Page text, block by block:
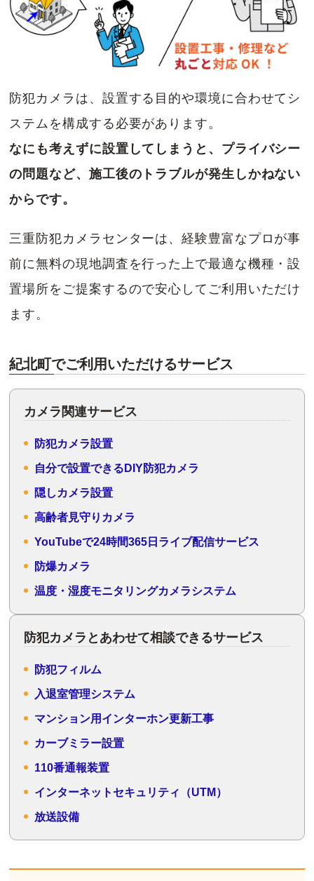
防犯カメラは、設置する目的や環境に合わせてシ
ステムを構成する必要があります。
なにも考えずに設置してしまうと、プライバシー
の問題など、施工後のトラブルが発生しかねない
からです。
三重防犯カメラセンターは、経験豊富なプロが事
前に無料の現地調査を行った上で最適な機種・設
置場所をご提案するので安心してご利用いただけ
ます。
紀北町でご利用いただけるサービス
カメラ関連サービス
防犯カメラ設置
自分で設置できるDIY防犯カメラ
隠しカメラ設置
高齢者見守りカメラ
YouTubeで24時間365日ライブ配信サービス
防爆カメラ
温度・湿度モニタリングカメラシステム
防犯カメラとあわせて相談できるサービス
防犯フィルム
入退室管理システム
マンション用インターホン更新工事
カーブミラー設置
110番通報装置
インターネットセキュリティ（UTM）
放送設備